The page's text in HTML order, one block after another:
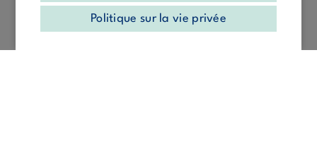
Politique sur la vie privée